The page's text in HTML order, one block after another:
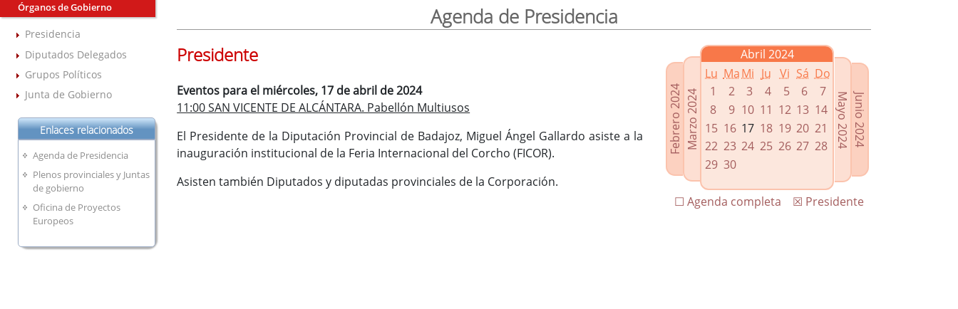
Órganos de Gobierno
Presidencia
Diputados Delegados
Grupos Políticos
Junta de Gobierno
Enlaces relacionados
Agenda de Presidencia
Plenos provinciales y Juntas
de gobierno
Oficina de Proyectos
Europeos
Agenda de Presidencia
Febrero 2024Marzo 2024
Abril 2024
Lu MaMi Ju Vi Sá Do
1
2 3 4 5 6
7
8
9 10 11 12 13 14
15 16 17 18 19 20 21
22 23 24 25 26 27 28
29 30
Junio 2024
Mayo 2024
☒ Presidente
☐ Agenda completa
Presidente
Eventos para el miércoles, 17 de abril de 2024
11:00 SAN VICENTE DE ALCÁNTARA. Pabellón Multiusos
El Presidente de la Diputación Provincial de Badajoz, Miguel Ángel Gallardo asiste a la
inauguración institucional de la Feria Internacional del Corcho (FICOR).
Asisten también Diputados y diputadas provinciales de la Corporación.